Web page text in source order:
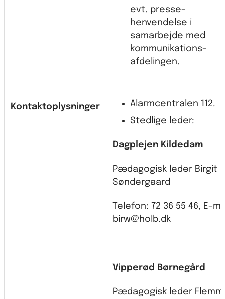
evt. presse-
henvendelse i
samarbejde med
kommunikations-
afdelingen.
Kontaktoplysninger
Alarmcentralen 112.
Stedlige leder:
Dagplejen Kildedam
Pædagogisk leder Birgit
Søndergaard
Telefon: 72 36 55 46, E-
birw@holb.dk
Vipperød Børnegård
Pædagogisk leder